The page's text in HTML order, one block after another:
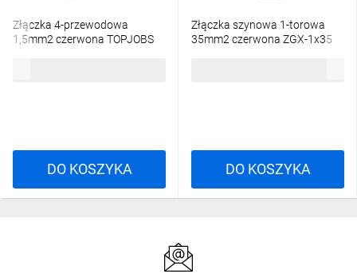
Złączka 4-przewodowa
1,5mm2 czerwona TOPJOBS
DO KOSZYKA
Złączka szynowa 1-torowa
35mm2 czerwona ZGX-1x35
DO KOSZYKA